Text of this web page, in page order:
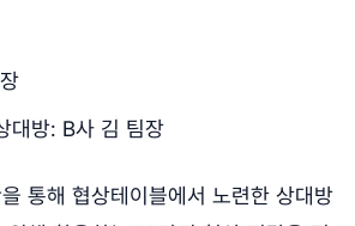
대방: B사 김 팀장
통해 협상테이블에서 노련한 상대방